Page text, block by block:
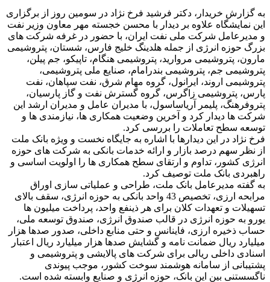
به گزارش خریدار، دکتر فرشید فرخ نژاد در سومین روز از برگزاری
این نمایشگاه علاوه بر دیدار با محسن خجسته مهر معاون وزیر نفت
و مدیرعامل شرکت ملی نفت ایران، با حضور در غرفه شرکت های
بزرگ حوزه انرژی از جمله هلدینگ خلیج فارس، شستان، پتروشیمی
مارون، پتروشیمی مروارید، پتروشیمی هنگام، تاپیکو، جم پیلن،
پتروشیمی جم، پتروشیمی بندرامام، صنایع ملی پتروشیمی،
پتروشیمی اروند، ایرانول، گروه مهام شرق، نفت سپاهان، نفت
پارس، پتروشیمی زاگرس، گروه گسترش نفت و گاز پارسیان،
پتروفرهنگ، پلیمر آریاساسول، با مدیران عامل و مدیران ارشد این
شرکت ها دیدار کرد و آخرین وضعیت همکاری ها، نیازمندی ها و
توسعه سطح تعاملات را بررسی کرد.
فرخ نژاد در این دیدارها با اشاره به جایگاه نخست و ویژه بانک ملت
از نظر سهم درصد بازار و ارائه خدمات بانکی به شرکت های حوزه
انرژی کشور، تداوم و ارتقای سطح همکاری ها را اولویت اساسی و
راهبردی بانک ملت توصیف کرد.
به گفته مدیرعامل بانک ملت، طراحی و عملیاتی سازی اوراق
مرابحه ارزی، تخصیص 43 واحد بانکی به حوزه انرژی، سقف بالای
تسهیلات و تعهدات کلان برای هر ذینفع واحد، پرداخت میلیون ها
یورو به حوزه انرژی در قالب صندوق انرژی، صندوق توسعه ملی،
حساب ذخیره ارزی، فاینانس و حتی منابع داخلی، صدور صدها هزار
میلیارد ریال ضمانت نامه و گشایش صدها هزار میلیارد ریال اعتبار
اسنادی داخلی ریالی برای شرکت های پالایشی و پتروشیمی و
پشتیبانی از سامانه هوشمند سوخت کشور، موجب پیوندی
ناگسستنی بین این بانک، حوزه انرژی و صنایع وابسته شده است.